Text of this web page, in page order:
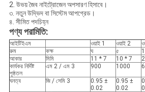
2. উভয় জৈব নাইট্রোজেন অপসারণ হিসাবে।
৩. নতুন উদ্ভিদ বা সিস্টেম আপগ্রেড।
৪. সীমিত পদচিহ্ন
পণ্য পরামিতি:
আইটিইএম ওয়াই 1 ওয়াই 2
রুম
কক্ষ ঘ ৫
আকার
মিমি 11 * 7 10 * 7
কার্যকর নির্দিষ্ট
পৃষ্ঠতল
এম 2 / এম 3 900 1000
ঘনত্ব জি / সেমি 3
0.95 ±
0.02
0.95 ±
0.02